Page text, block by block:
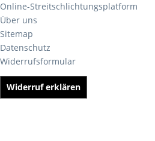
Online-Streitschlichtungsplatform
Über uns
Sitemap
Datenschutz
Widerrufsformular
Widerruf erklären